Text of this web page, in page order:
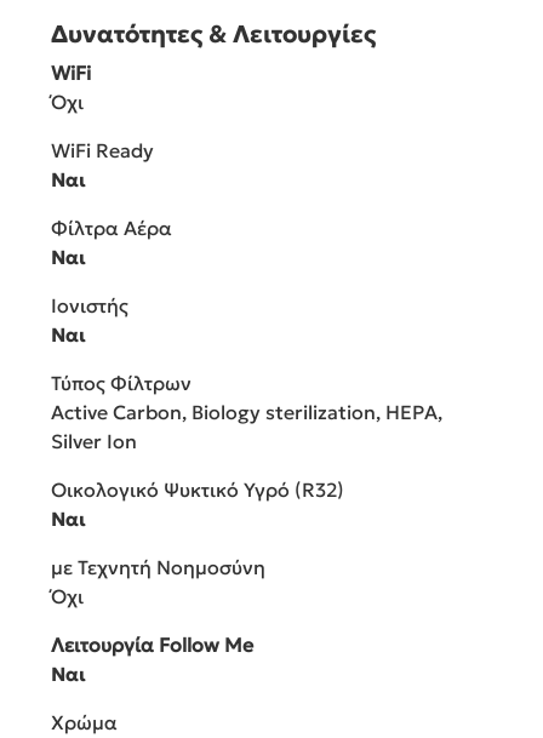
Δυνατότητες & Λειτουργίες
WiFi
Όχι
WiFi Ready
Ναι
Φίλτρα Αέρα
Ναι
Ιονιστής
Ναι
Τύπος Φίλτρων
Active Carbon, Biology sterilization, HEPA,
Silver Ion
Οικολογικό Ψυκτικό Υγρό (R32)
Ναι
με Τεχνητή Νοημοσύνη
Όχι
Λειτουργία Follow Me
Ναι
Χρώμα